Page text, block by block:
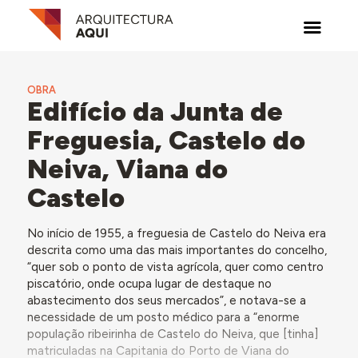
OBRA
Edifício da Junta de
Freguesia, Castelo do
Neiva, Viana do
Castelo
No início de 1955, a freguesia de Castelo do Neiva era
descrita como uma das mais importantes do concelho,
“quer sob o ponto de vista agrícola, quer como centro
piscatório, onde ocupa lugar de destaque no
abastecimento dos seus mercados”, e notava-se a
necessidade de um posto médico para a “enorme
população ribeirinha de Castelo do Neiva, que [tinha]
matriculadas na Capitania do Porto de Viana do